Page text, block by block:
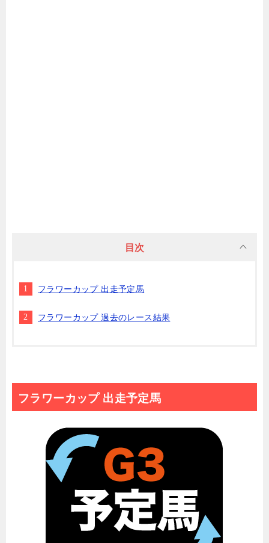
目次
フラワーカップ 出走予定馬
フラワーカップ 過去のレース結果
フラワーカップ 出走予定馬